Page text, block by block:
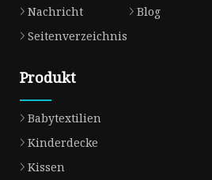
Nachricht
Blog
Seitenverzeichnis
Produkt
Babytextilien
Kinderdecke
Kissen